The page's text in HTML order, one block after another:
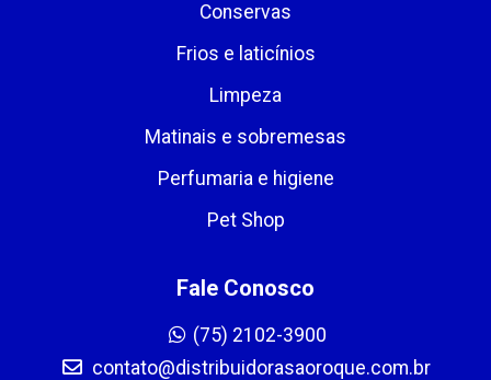
Conservas
Frios e laticínios
Limpeza
Matinais e sobremesas
Perfumaria e higiene
Pet Shop
Fale Conosco
(75) 2102-3900
contato@distribuidorasaoroque.com.br